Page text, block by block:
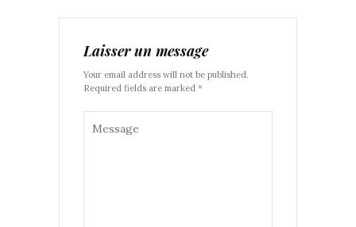
Laisser un message
Your email address will not be published.
Required fields are marked *